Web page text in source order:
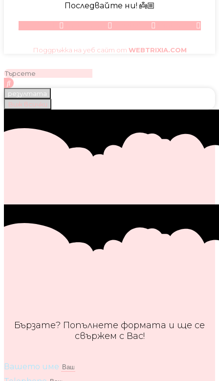
Последвайте ни! 👼🏼
Поддръжка на уеб сайт от WEBTRIXIA.COM
резултата
Виж всички
Бързате? Попълнете формата и ще се
свържем с Вас!
Вашето име